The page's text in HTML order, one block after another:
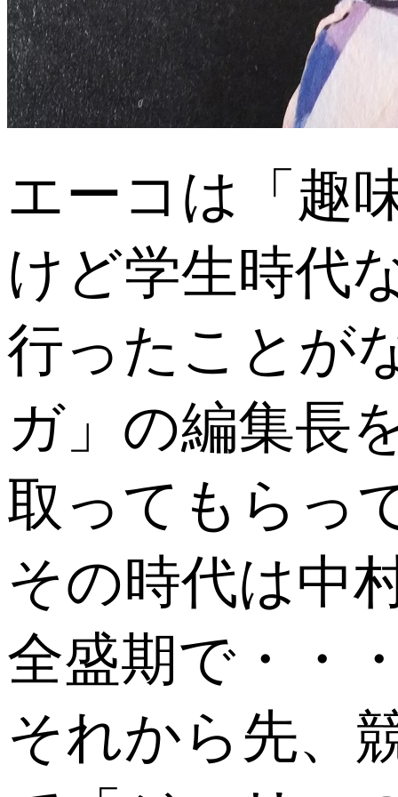
エーコは「趣
けど学生時代
行ったことが
ガ」の編集長
取ってもらっ
その時代は中
全盛期で・・
それから先、